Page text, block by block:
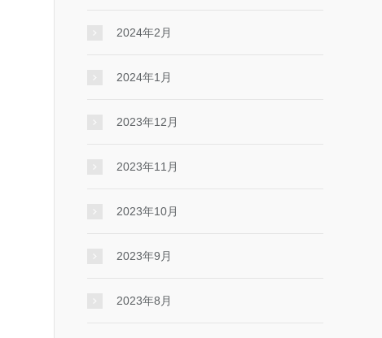
2024年2月
2024年1月
2023年12月
2023年11月
2023年10月
2023年9月
2023年8月